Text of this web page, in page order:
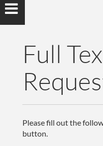
Full
Please fill out the
button.